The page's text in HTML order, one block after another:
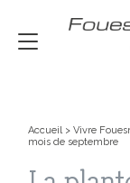
Accueil>Vivre
mois de septembre